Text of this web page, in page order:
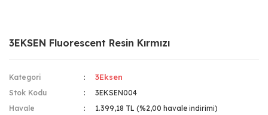
3EKSEN Fluorescent Resin Kırmızı
Kategori 3Eksen
Stok Kodu
3EKSEN004
Havale
1.399,18 TL (%2,00 havale indirimi)